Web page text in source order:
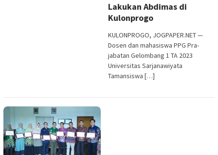
Lakukan Abdimas di
Kulonprogo
KULONPROGO, JOGPAPER.NET —
Dosen dan mahasiswa PPG Pra-
jabatan Gelombang 1 TA 2023
Universitas Sarjanawiyata
Tamansiswa […]